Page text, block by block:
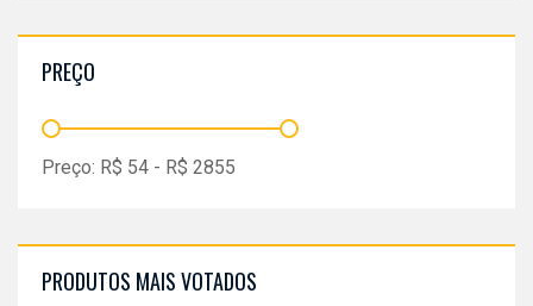
PREÇO
Preço: R$ 54 - R$ 2855
PRODUTOS MAIS VOTADOS